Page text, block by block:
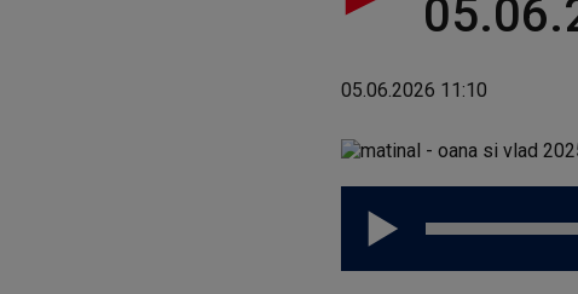
05.06.2026 11:10